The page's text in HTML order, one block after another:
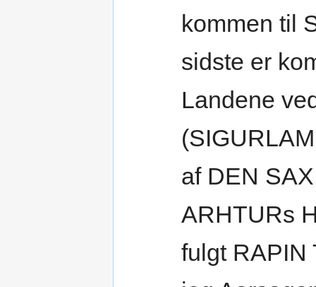
kommen til
sidste er
Landene
af DEN
ARHTURs
fulgt RAPIN